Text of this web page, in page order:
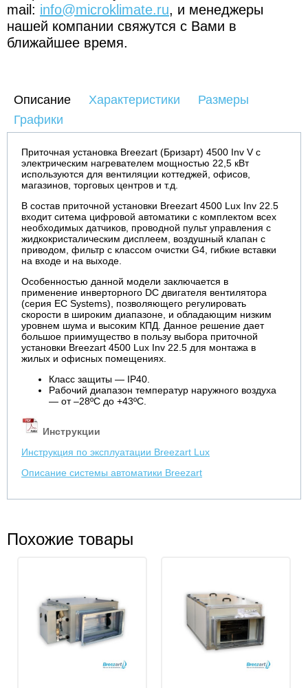
mail: info@microklimate.ru, и менеджеры
нашей компании свяжутся с Вами в
ближайшее время.
Описание Характеристики
Размеры
Графики
Приточная установка Breezart (Бризарт) 4500 Inv V c
электрическим нагревателем мощностью 22,5 кВт
используются для вентиляции коттеджей, офисов,
магазинов, торговых центров и т.д.
В состав приточной установки Breezart 4500 Lux Inv 22.5
входит ситема цифровой автоматики с комплектом всех
необходимых датчиков, проводной пульт управления с
жидкокристалическим дисплеем, воздушный клапан с
приводом, фильтр с классом очистки G4, гибкие вставки
на входе и на выходе.
Особенностью данной модели заключается в
применение инверторного DC двигателя вентилятора
(серия EC Systems), позволяющего регулировать
скорости в широким диапазоне, и обладающим низким
уровнем шума и высоким КПД. Данное решение дает
большое приимущество в пользу выбора приточной
установки Breezart 4500 Lux Inv 22.5 для монтажа в
жилых и офисных помещениях.
Класс защиты — IP40.
Рабочий диапазон температур наружного воздуха
— от –28ºС до +43ºС.
Инструкции
Инструкция по эксплуатации Breezart Lux
Описание системы автоматики Breezart
Похожие товары